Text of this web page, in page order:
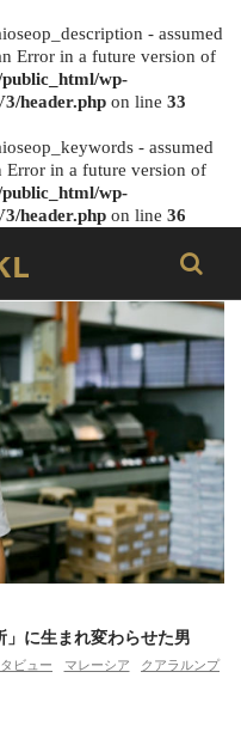
- assumed
Error in a future version of
wp-
header.php on line 33
- assumed
in a future version of
wp-
header.php on line 36
に生まれ変わらせた男
ビュー マレーシア
クアラルンプ